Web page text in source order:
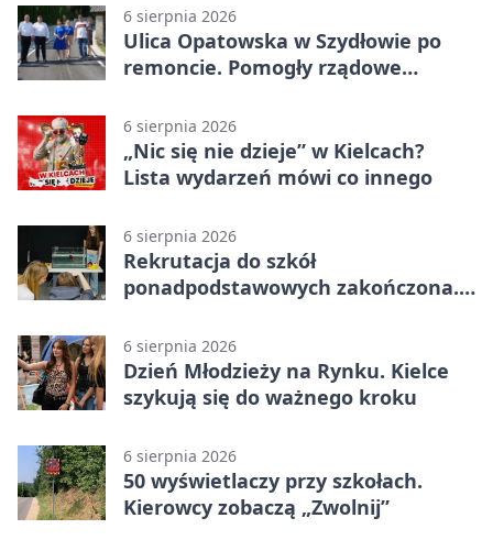
6 sierpnia 2026
Ulica Opatowska w Szydłowie po
remoncie. Pomogły rządowe
6 sierpnia 2026
„Nic się nie dzieje” w Kielcach?
Lista wydarzeń mówi co innego
6 sierpnia 2026
Rekrutacja do szkół
ponadpodstawowych zakończona.
6 sierpnia 2026
Dzień Młodzieży na Rynku. Kielce
szykują się do ważnego kroku
6 sierpnia 2026
50 wyświetlaczy przy szkołach.
Kierowcy zobaczą „Zwolnij”